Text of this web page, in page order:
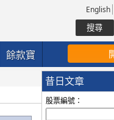
English
餘款寶
昔日文章
股票編號：